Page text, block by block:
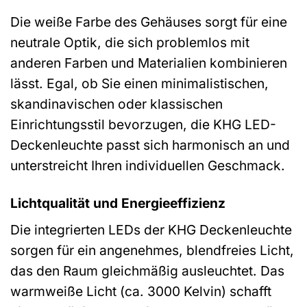
Die weiße Farbe des Gehäuses sorgt für eine
neutrale Optik, die sich problemlos mit
anderen Farben und Materialien kombinieren
lässt. Egal, ob Sie einen minimalistischen,
skandinavischen oder klassischen
Einrichtungsstil bevorzugen, die KHG LED-
Deckenleuchte passt sich harmonisch an und
unterstreicht Ihren individuellen Geschmack.
Lichtqualität und Energieeffizienz
Die integrierten LEDs der KHG Deckenleuchte
sorgen für ein angenehmes, blendfreies Licht,
das den Raum gleichmäßig ausleuchtet. Das
warmweiße Licht (ca. 3000 Kelvin) schafft